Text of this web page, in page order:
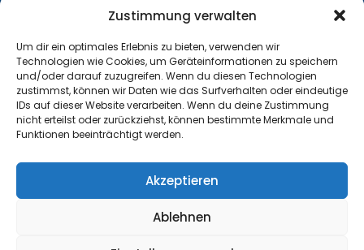
Zustimmung verwalten
Um dir ein optimales Erlebnis zu bieten, verwenden wir
Technologien wie Cookies, um Geräteinformationen zu speichern
und/oder darauf zuzugreifen. Wenn du diesen Technologien
zustimmst, können wir Daten wie das Surfverhalten oder eindeutige
IDs auf dieser Website verarbeiten. Wenn du deine Zustimmung
nicht erteilst oder zurückziehst, können bestimmte Merkmale und
Funktionen beeinträchtigt werden.
Akzeptieren
Ablehnen
Großenhainer Straße 17
01689 Wein­böhla
Kontakt
Tel.: +49 35243 477267
info@handball-weinboehla.de